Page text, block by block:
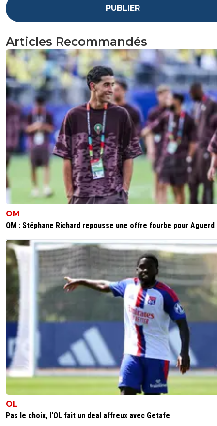
PUBLIER
Articles Recommandés
OM
OM : Stéphane Richard repousse une offre fourbe pour Aguerd
OL
Pas le choix, l'OL fait un deal affreux avec Getafe